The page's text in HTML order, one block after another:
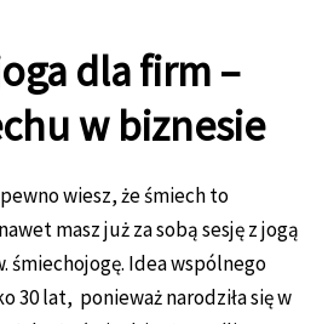
dla firm –
w biznesie
wiesz, że śmiech to
masz już za sobą sesję z jogą
śmiechojogę. Idea wspólnego
30 lat, ponieważ narodziła się w